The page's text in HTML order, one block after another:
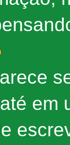
em